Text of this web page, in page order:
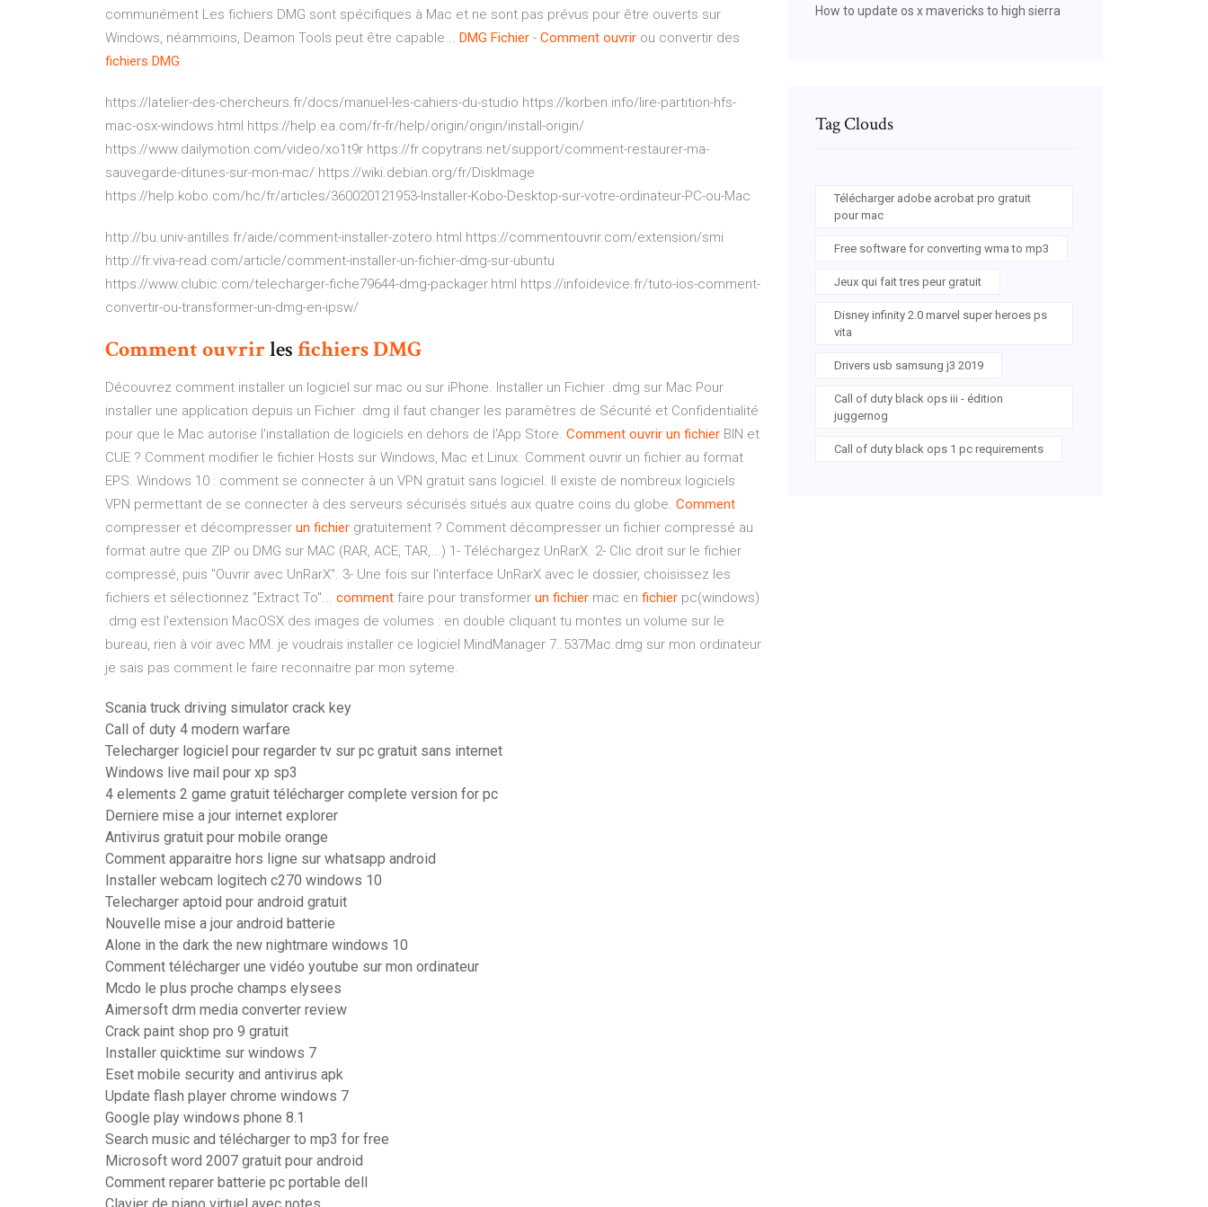
communément Les fichiers DMG sont spécifiques à Mac et ne sont pas prévus pour être ouverts sur
Windows, néammoins, Deamon Tools peut être capable... DMG Fichier - Comment ouvrir ou convertir des
fichiers DMG
https://latelier-des-chercheurs.fr/docs/manuel-les-cahiers-du-studio https://korben.info/lire-partition-hfs-
mac-osx-windows.html https://help.ea.com/fr-fr/help/origin/origin/install-origin/
https://www.dailymotion.com/video/xo1t9r https://fr.copytrans.net/support/comment-restaurer-ma-
sauvegarde-ditunes-sur-mon-mac/ https://wiki.debian.org/fr/DiskImage
https://help.kobo.com/hc/fr/articles/360020121953-Installer-Kobo-Desktop-sur-votre-ordinateur-PC-ou-Mac
http://bu.univ-antilles.fr/aide/comment-installer-zotero.html https://commentouvrir.com/extension/smi
http://fr.viva-read.com/article/comment-installer-un-fichier-dmg-sur-ubuntu
https://www.clubic.com/telecharger-fiche79644-dmg-packager.html https://infoidevice.fr/tuto-ios-comment-
convertir-ou-transformer-un-dmg-en-ipsw/
CommentouvrirlesfichiersDMG
Découvrez comment installer un logiciel sur mac ou sur iPhone. Installer un Fichier .dmg sur Mac Pour
installer une application depuis un Fichier .dmg il faut changer les paramètres de Sécurité et Confidentialité
pour que le Mac autorise l'installation de logiciels en dehors de l'App Store. Comment ouvrir un fichier BIN et
CUE ? Comment modifier le fichier Hosts sur Windows, Mac et Linux. Comment ouvrir un fichier au format
EPS. Windows 10 : comment se connecter à un VPN gratuit sans logiciel. Il existe de nombreux logiciels
VPN permettant de se connecter à des serveurs sécurisés situés aux quatre coins du globe. Comment
compresser et décompresser un fichier gratuitement ? Comment décompresser un fichier compressé au
format autre que ZIP ou DMG sur MAC (RAR, ACE, TAR,...) 1- Téléchargez UnRarX. 2- Clic droit sur le fichier
compressé, puis "Ouvrir avec UnRarX". 3- Une fois sur l'interface UnRarX avec le dossier, choisissez les
fichiers et sélectionnez "Extract To"... comment faire pour transformer un fichier mac en fichier pc(windows)
.dmg est l'extension MacOSX des images de volumes : en double cliquant tu montes un volume sur le
bureau, rien à voir avec MM. je voudrais installer ce logiciel MindManager 7..537Mac.dmg sur mon ordinateur
je sais pas comment le faire reconnaitre par mon syteme.
Scania truck driving simulator crack key
Call of duty 4 modern warfare
Telecharger logiciel pour regarder tv sur pc gratuit sans internet
Windows live mail pour xp sp3
4 elements 2 game gratuit télécharger complete version for pc
Derniere mise a jour internet explorer
Antivirus gratuit pour mobile orange
Comment apparaitre hors ligne sur whatsapp android
Installer webcam logitech c270 windows 10
Telecharger aptoid pour android gratuit
Nouvelle mise a jour android batterie
Alone in the dark the new nightmare windows 10
Comment télécharger une vidéo youtube sur mon ordinateur
Mcdo le plus proche champs elysees
Aimersoft drm media converter review
Crack paint shop pro 9 gratuit
Installer quicktime sur windows 7
Eset mobile security and antivirus apk
Update flash player chrome windows 7
Google play windows phone 8.1
Search music and télécharger to mp3 for free
Microsoft word 2007 gratuit pour android
Comment reparer batterie pc portable dell
How to update os x mavericks to high sierra
Tag Clouds
Télécharger adobe acrobat pro gratuit
pour mac
Free software for converting wma to mp3
Jeux qui fait tres peur gratuit
Disney infinity 2.0 marvel super heroes ps
vita
Drivers usb samsung j3 2019
Call of duty black ops iii - édition
juggernog
Call of duty black ops 1 pc requirements